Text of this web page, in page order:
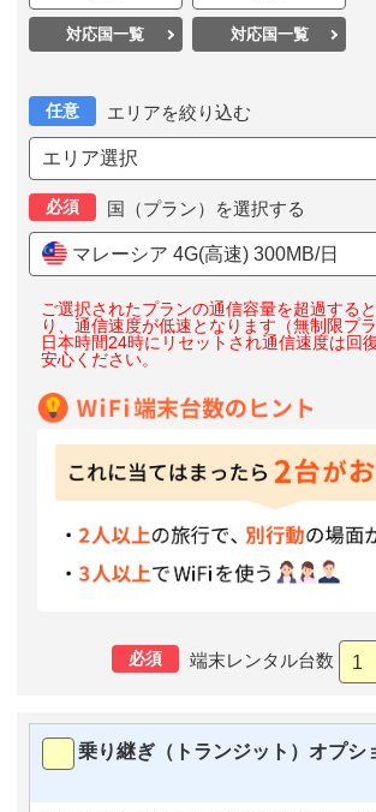
対応国一覧 対応国一覧
任意 エリアを絞り込む
エリア選択
必須 国（プラン）を選択する
マレーシア 4G(高速) 300MB/日
ご選択されたプランの通信容量を超過する
り、通信速度が低速となります（無制限プラ
日本時間24時にリセットされ通信速度は回
安心ください。
必須 端末レンタル台数 1
乗り継ぎ（トランジット）オプシ